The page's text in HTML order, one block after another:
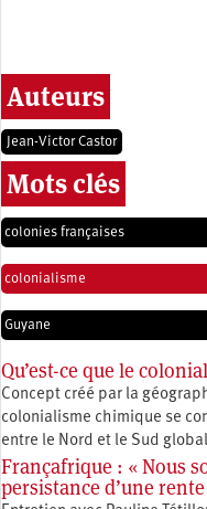
Auteurs
Jean-Victor Castor
Mots clés
colonies françaises
colonialisme
Guyane
Qu’est-ce que le
Concept créé par la
colonialisme chimique se
entre le Nord et le Sud
Françafrique : « Nous
persistance d’une